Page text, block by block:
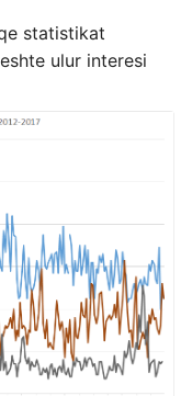
statistikat
ulur interesi